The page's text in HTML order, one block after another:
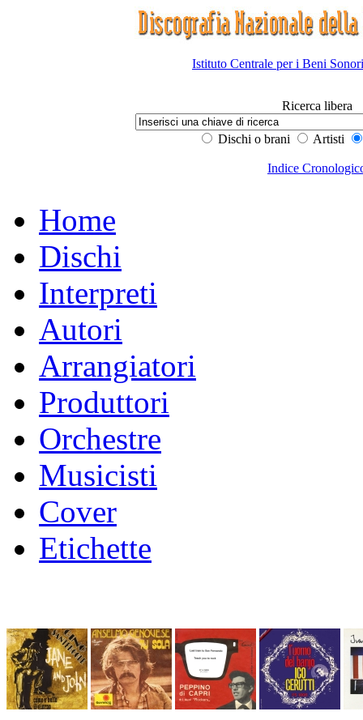
Istituto Centrale per i Beni
Ricerca libera
Dischi o brani Artisti
Indice
Home
Dischi
Interpreti
Autori
Arrangiatori
Produttori
Orchestre
Musicisti
Cover
Etichette